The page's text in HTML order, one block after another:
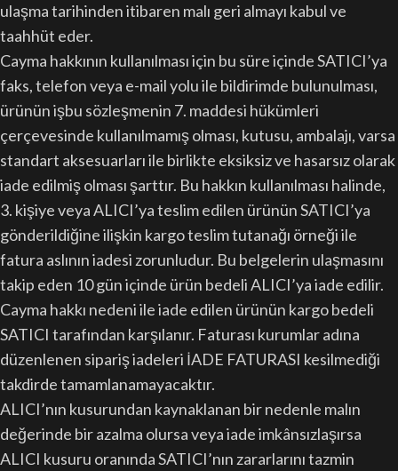
ulaşma tarihinden itibaren malı geri almayı kabul ve
taahhüt eder.
Cayma hakkının kullanılması için bu süre içinde SATICI’ya
faks, telefon veya e-mail yolu ile bildirimde bulunulması,
ürünün işbu sözleşmenin 7. maddesi hükümleri
çerçevesinde kullanılmamış olması, kutusu, ambalajı, varsa
standart aksesuarları ile birlikte eksiksiz ve hasarsız olarak
iade edilmiş olması şarttır. Bu hakkın kullanılması halinde,
3. kişiye veya ALICI’ya teslim edilen ürünün SATICI’ya
gönderildiğine ilişkin kargo teslim tutanağı örneği ile
fatura aslının iadesi zorunludur. Bu belgelerin ulaşmasını
takip eden 10 gün içinde ürün bedeli ALICI’ya iade edilir.
Cayma hakkı nedeni ile iade edilen ürünün kargo bedeli
SATICI tarafından karşılanır. Faturası kurumlar adına
düzenlenen sipariş iadeleri İADE FATURASI kesilmediği
takdirde tamamlanamayacaktır.
ALICI’nın kusurundan kaynaklanan bir nedenle malın
değerinde bir azalma olursa veya iade imkânsızlaşırsa
ALICI kusuru oranında SATICI’nın zararlarını tazmin